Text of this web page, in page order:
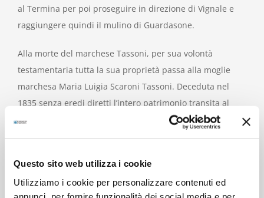
Questo sito web utilizza i cookie
Utilizziamo i cookie per personalizzare contenuti ed
al Termina per poi proseguire in direzione di Vignale e
raggiungere quindi il mulino di Guardasone.
Alla morte del marchese Tassoni, per sua volontà
testamentaria tutta la sua proprietà passa alla moglie
marchesa Maria Luigia Scaroni Tassoni. Deceduta nel
1835 senza eredi diretti l’intero patrimonio transita al
fratello Giuseppe Scaroni residente in borgo dei Servi 15,
marzo 1836, gli acquirenti sono i fratelli Giuseppe e
Vincenzo Mazza di Provazzano (frazione di Neviano degli